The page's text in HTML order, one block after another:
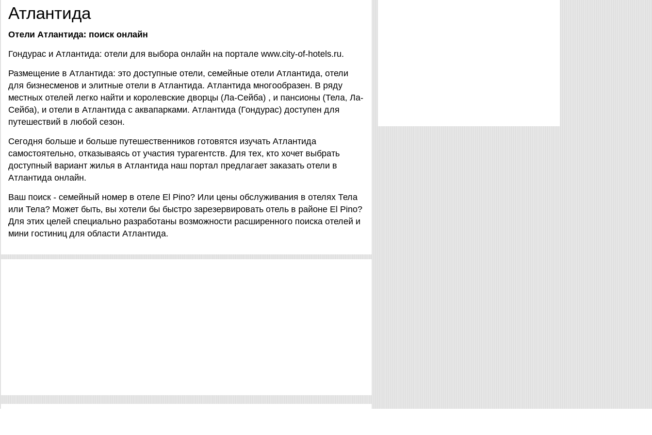
Атлантида
Отели Атлантида: поиск онлайн
Гондурас и Атлантида: отели для выбора онлайн на портале www.city-of-hotels.ru.
Размещение в Атлантида: это доступные отели, семейные отели Атлантида, отели
для бизнесменов и элитные отели в Атлантида. Атлантида многообразен. В ряду
местных отелей легко найти и королевские дворцы (Ла-Сейба) , и пансионы (Тела, Ла-
Сейба), и отели в Атлантида с аквапарками. Атлантида (Гондурас) доступен для
путешествий в любой сезон.
Сегодня больше и больше путешественников готовятся изучать Атлантида
самостоятельно, отказываясь от участия турагентств. Для тех, кто хочет выбрать
доступный вариант жилья в Атлантида наш портал предлагает заказать отели в
Атлантида онлайн.
Ваш поиск - семейный номер в отеле El Pino? Или цены обслуживания в отелях Тела
или Тела? Может быть, вы хотели бы быстро зарезервировать отель в районе El Pino?
Для этих целей специально разработаны возможности расширенного поиска отелей и
мини гостиниц для области Атлантида.